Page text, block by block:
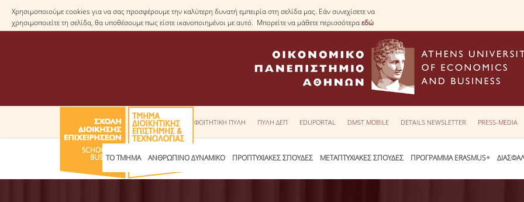
Χρησιμοποιούμε cookies για να σας προσφέρουμε την καλύτερη δυνατή εμπειρία στη σελίδα μας. Εάν συνεχίσετε να
χρησιμοποιείτε τη σελίδα, θα υποθέσουμε πως είστε ικανοποιημένοι με αυτό. Μπορείτε να μάθετε περισσότεραεδώ
ΦΟΙΤΗΤΙΚΗ ΠΥΛΗ ΠΥΛΗ ΔΕΠ EDUPORTAL DMST MOBILE DETAILS NEWSLETTER PRESS-MEDIA
ΤΟ ΤΜΗΜΑ ΑΝΘΡΩΠΙΝΟ ΔΥΝΑΜΙΚΟ ΠΡΟΠΤΥΧΙΑΚΕΣ ΣΠΟΥΔΕΣ ΜΕΤΑΠΤΥΧΙΑΚΕΣ ΣΠΟΥΔΕΣ ΠΡΟΓΡΑΜΜΑ ERASMUS+